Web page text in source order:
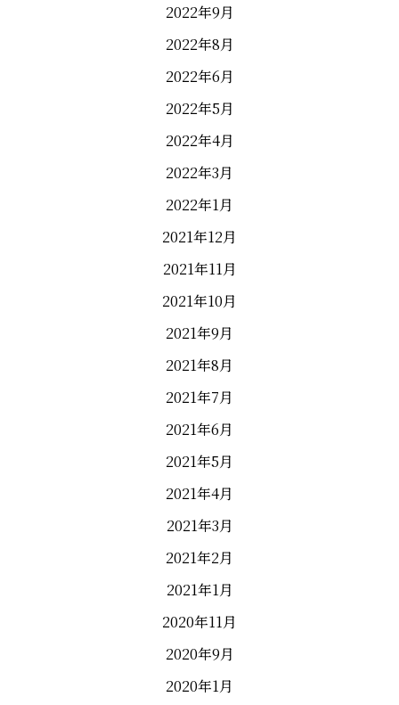
2022年9月
2022年8月
2022年6月
2022年5月
2022年4月
2022年3月
2022年1月
2021年12月
2021年11月
2021年10月
2021年9月
2021年8月
2021年7月
2021年6月
2021年5月
2021年4月
2021年3月
2021年2月
2021年1月
2020年11月
2020年9月
2020年1月